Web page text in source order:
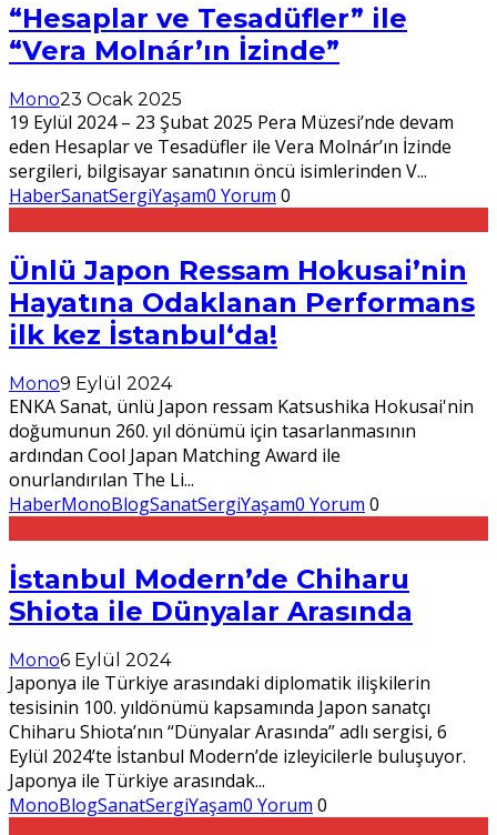
“Hesaplar ve Tesadüfler” ile
“Vera Molnár’ın İzinde”
Mono23 Ocak 2025
19 Eylül 2024 – 23 Şubat 2025 Pera Müzesi’nde devam
eden Hesaplar ve Tesadüfler ile Vera Molnár’ın İzinde
sergileri, bilgisayar sanatının öncü isimlerinden V...
HaberSanatSergiYaşam0 Yorum 0
Ünlü Japon Ressam Hokusai’nin
Hayatına Odaklanan Performans
ilk kez İstanbul‘da!
Mono9 Eylül 2024
ENKA Sanat, ünlü Japon ressam Katsushika Hokusai'nin
doğumunun 260. yıl dönümü için tasarlanmasının
ardından Cool Japan Matching Award ile
onurlandırılan The Li...
HaberMonoBlogSanatSergiYaşam0 Yorum 0
İstanbul Modern’de Chiharu
Shiota ile Dünyalar Arasında
Mono6 Eylül 2024
Japonya ile Türkiye arasındaki diplomatik ilişkilerin
tesisinin 100. yıldönümü kapsamında Japon sanatçı
Chiharu Shiota’nın “Dünyalar Arasında” adlı sergisi, 6
Eylül 2024’te İstanbul Modern’de izleyicilerle buluşuyor.
Japonya ile Türkiye arasındak...
MonoBlogSanatSergiYaşam0 Yorum 0